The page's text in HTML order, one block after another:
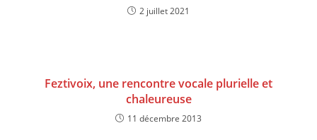
2 juillet 2021
Feztivoix, une rencontre vocale plurielle et
chaleureuse
11 décembre 2013